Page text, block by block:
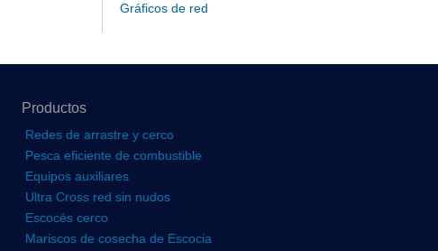
Gráficos de red
Productos
Redes de arrastre y cerco
Pesca eficiente de combustible
Equipos auxiliares
Ultra Cross red sin nudos
Escocés cerco
Mariscos de cosecha de Escocia